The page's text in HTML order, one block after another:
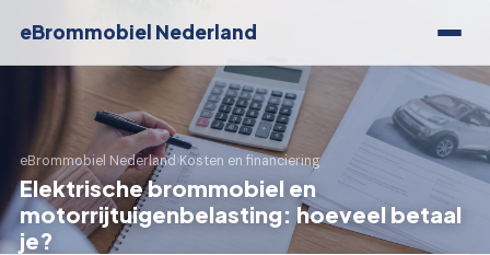
eBrommobiel Nederland
eBrommobiel Nederland›Kosten en financiering
Elektrische brommobiel en
motorrijtuigenbelasting: hoeveel betaal
je?